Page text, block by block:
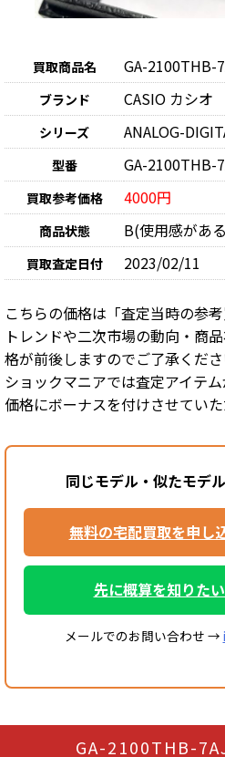
買取商品名 GA-2100THB-
ブランド CASIO カシオ
シリーズ ANALOG-
型番 GA-2100THB-
買取参考価格 4000円
商品状態 B(使用感があ
買取査定日付 2023/02/11
こちらの価格は「査定当時の参考
トレンドや二次市場の動向・商
格が前後しますのでご了承くださ
ショックマニアでは査定アイテ
価格にボーナスを付けさせていた
同じモデル・似たモデ
無料の宅配買取を申し
先に概算を知りた
メールでのお問い合わせ →
GA-2100THB-